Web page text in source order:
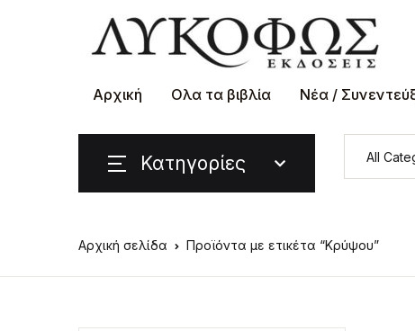
Αρχική Ολα τα βιβλία Νέα /
Κατηγορίες
Αρχική σελίδα Προϊόντα με ετικέτα “Κρύψου”